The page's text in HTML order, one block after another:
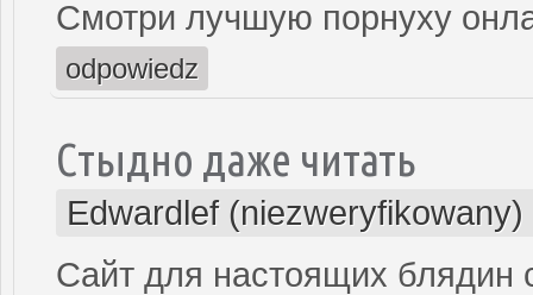
Смотри лучшую порнуху
odpowiedz
Стыдно даже читать
Edwardlef (niezweryfikowany)
Сайт для настоящих блядин